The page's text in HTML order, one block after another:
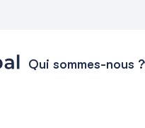
Qui sommes-nous ?